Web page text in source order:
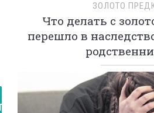
ЗОЛОТО
Что делать с
перешло в